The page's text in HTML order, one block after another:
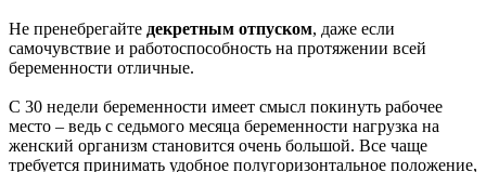
Не пренебрегайте декретным отпуском, даже если
самочувствие и работоспособность на протяжении всей
беременности отличные.
С 30 недели беременности имеет смысл покинуть рабочее
место – ведь с седьмого месяца беременности нагрузка на
женский организм становится очень большой. Все чаще
требуется принимать удобное полугоризонтальное положение,